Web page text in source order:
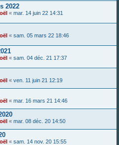
2022
« mar. 14 juin 22 14:31
« sam. 05 mars 22 18:46
« sam. 04 déc. 21 17:37
« ven. 11 juin 21 12:19
« mar. 16 mars 21 14:46
« mar. 08 déc. 20 14:50
« sam. 14 nov. 20 15:55